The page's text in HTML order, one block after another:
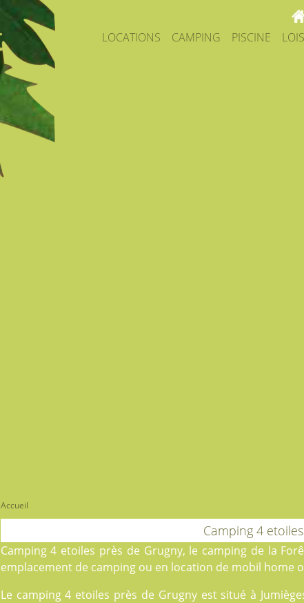
LOCATIONS CAMPING PISCINE
Accueil
Camping 4
Camping 4 etoiles près de Grugny, le camping de la
emplacement de campingou en location de mobil home
Le camping 4 etoiles près de Grugny est situé à